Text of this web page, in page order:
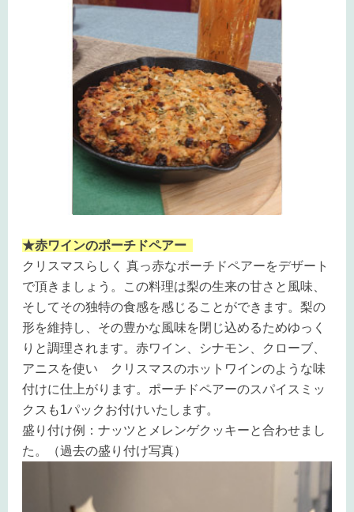
★赤ワインのポーチドペアー
クリスマスらしく 真っ赤なポーチドペアーをデザート
で頂きましょう。
この料理は梨の生来の甘さと風味、
そしてその独特の食感を感じることができます。梨の
形を維持し、その豊かな風味を閉じ込めるためゆっく
りと調理されます。赤ワイン、シナモン、クローブ、
アニスを使い クリスマスのホットワインのような味
付けに仕上がります。ポーチドペアーのスパイスミッ
クスも1パックお付けいたします。
盛り付け例：ナッツとメレンゲクッキーと合わせまし
た。（過去の盛り付け写真）